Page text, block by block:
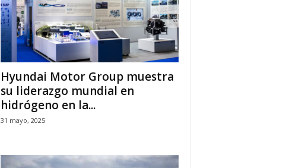
Hyundai Motor Group muestra
su liderazgo mundial en
hidrógeno en la...
31 mayo, 2025